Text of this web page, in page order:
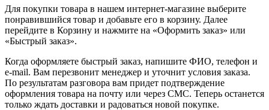
Для покупки товара в нашем интернет-магазине выберите
понравившийся товар и добавьте его в корзину. Далее
перейдите в Корзину и нажмите на «Оформить заказ» или
«Быстрый заказ».
Когда оформляете быстрый заказ, напишите ФИО, телефон и
e-mail. Вам перезвонит менеджер и уточнит условия заказа.
По результатам разговора вам придет подтверждение
оформления товара на почту или через СМС. Теперь останется
только ждать доставки и радоваться новой покупке.